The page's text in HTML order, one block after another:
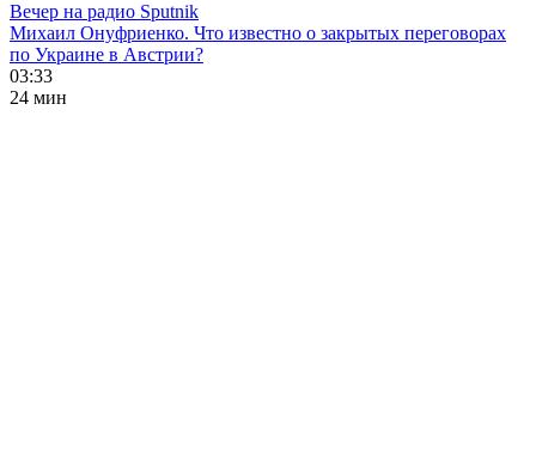
Вечер на радио Sputnik
Михаил Онуфриенко. Что известно о закрытых переговорах
по Украине в Австрии?
03:33
24 мин